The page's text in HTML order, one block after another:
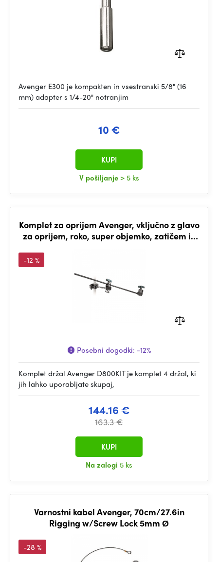
Avenger E300 je kompakten in vsestranski 5/8" (16
mm) adapter s 1/4-20" notranjim
10 €
V pošiljanje > 5 ks
KUPI
Komplet za oprijem Avenger, vključno z glavo
za oprijem, roko, super objemko, zatičem in
-12 %
Posebni dogodki: -12%
Komplet držal Avenger D800KIT je komplet 4 držal, ki
jih lahko uporabljate skupaj,
144.16 €
163.3 €
Na zalogi 5 ks
KUPI
Varnostni kabel Avenger, 70cm/27.6in
Rigging w/Screw Lock 5mm Ø
-28 %